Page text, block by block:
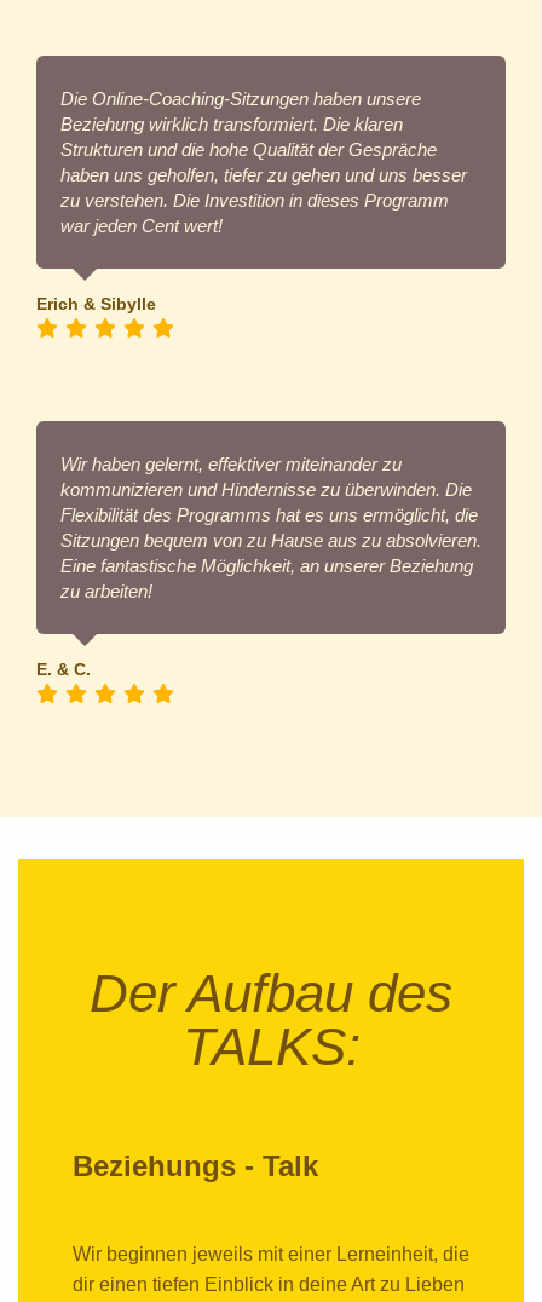
Die Online-Coaching-Sitzungen haben unsere
Beziehung wirklich transformiert. Die klaren
Strukturen und die hohe Qualität der Gespräche
haben uns geholfen, tiefer zu gehen und uns besser
zu verstehen. Die Investition in dieses Programm
war jeden Cent wert!
Erich & Sibylle
Wir haben gelernt, effektiver miteinander zu
kommunizieren und Hindernisse zu überwinden. Die
Flexibilität des Programms hat es uns ermöglicht, die
Sitzungen bequem von zu Hause aus zu absolvieren.
Eine fantastische Möglichkeit, an unserer Beziehung
zu arbeiten!
E. & C.
Der Aufbau des
TALKS:
Beziehungs - Talk
Wir beginnen jeweils mit einer Lerneinheit, die
dir einen tiefen Einblick in deine Art zu Lieben